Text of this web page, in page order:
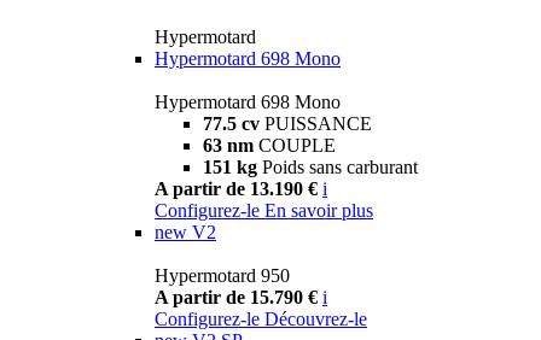
Hypermotard
Hypermotard 698 Mono
Hypermotard 698 Mono
77.5 cv PUISSANCE
63 nm COUPLE
151 kg Poids sans carburant
A partir de 13.190 € i
Configurez-le En savoir plus
new V2
Hypermotard 950
A partir de 15.790 € i
Configurez-le Découvrez-le